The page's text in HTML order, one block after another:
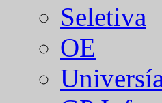
Seletiva
OE